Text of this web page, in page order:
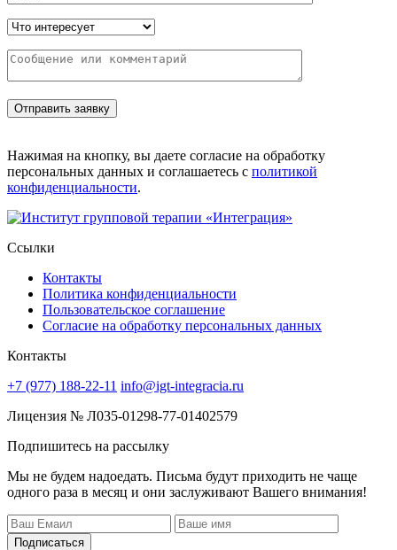
Нажимая на кнопку, вы даете согласие на обработку
персональных данных и соглашаетесь с политикой
конфиденциальности.
Ссылки
Контакты
Политика конфиденциальности
Пользовательское соглашение
Согласие на обработку персональных данных
Контакты
+7 (977) 188-22-11 info@igt-integracia.ru
Лицензия № Л035-01298-77-01402579
Подпишитесь на рассылку
Мы не будем надоедать. Письма будут приходить не чаще
одного раза в месяц и они заслуживают Вашего внимания!
Подписаться